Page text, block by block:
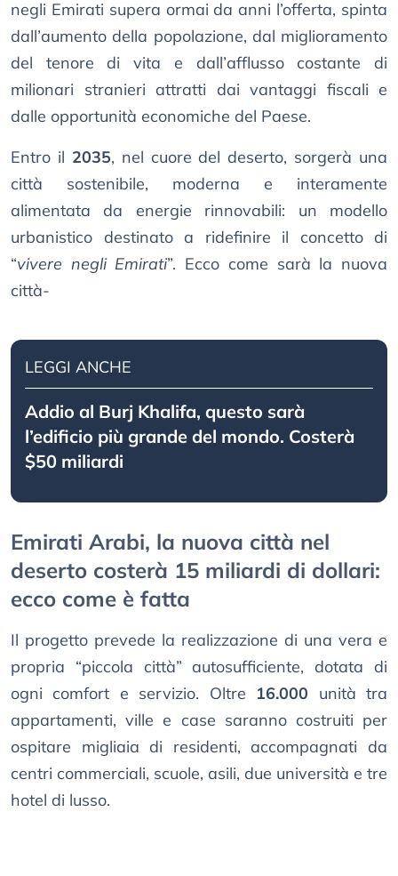
negli Emirati supera ormai da anni l’offerta, spinta
dall’aumento della popolazione, dal miglioramento
del tenore di vita e dall’afflusso costante di
milionari stranieri attratti dai vantaggi fiscali e
dalle opportunità economiche del Paese.
Entro il 2035, nel cuore del deserto, sorgerà una
città sostenibile, moderna e interamente
alimentata da energie rinnovabili: un modello
urbanistico destinato a ridefinire il concetto di
“vivere negli Emirati”. Ecco come sarà la nuova
città-
LEGGI ANCHE
Addio al Burj Khalifa, questo sarà
l’edificio più grande del mondo. Costerà
$50 miliardi
Emirati Arabi, la nuova città nel
deserto costerà 15 miliardi di dollari:
ecco come è fatta
Il progetto prevede la realizzazione di una vera e
propria “piccola città” autosufficiente, dotata di
ogni comfort e servizio. Oltre 16.000 unità tra
appartamenti, ville e case saranno costruiti per
ospitare migliaia di residenti, accompagnati da
centri commerciali, scuole, asili, due università e tre
hotel di lusso.